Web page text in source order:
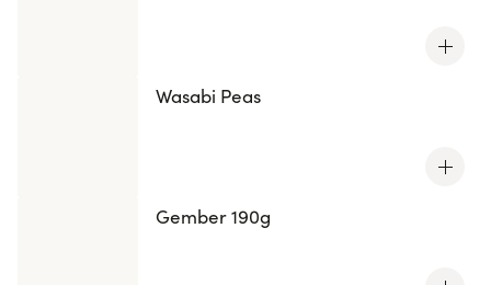
Wasabi Peas
Gember 190g